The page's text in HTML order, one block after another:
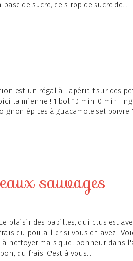
de sucre, de sirop de sucre de...
est un régal à l'apéritif sur des
la mienne ! 1 bol 10 min. 0 min.
épices à guacamole sel poivre
sauvages
Le plaisir des papilles, qui plus est
du poulailler si vous en avez !
nettoyer mais quel bonheur dans
du frais. C'est à vous...